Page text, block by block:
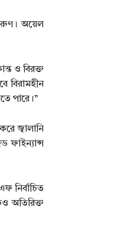
অয়েল
ও বিরক্ত
বিরামহীন
পারে।”
জ্বালানি
ফাইন্যান্স
নির্বাচিত
অতিরিক্ত